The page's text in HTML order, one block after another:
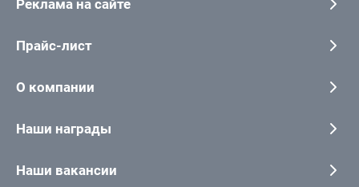
Реклама на сайте
Прайс-лист
О компании
Наши награды
Наши вакансии